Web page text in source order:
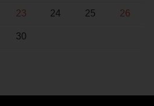
23 24 25 26
30